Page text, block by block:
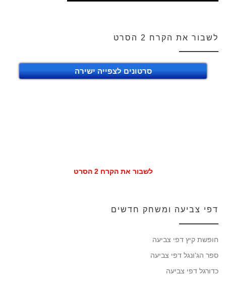
לשבור את הקרח 2 הסרט
סרטונים לצפייה ישירה
לשבור את הקרח 2 הסרט
דפי צביעה ומשחק חדשים
חופשת קיץ דפי צביעה
ספר הג'ונגל דפי צביעה
כדורגל דפי צביעה